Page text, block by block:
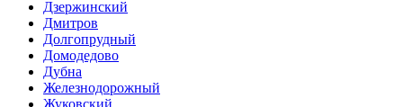
Дзержинский
Дмитров
Долгопрудный
Домодедово
Дубна
Железнодорожный
Жуковский